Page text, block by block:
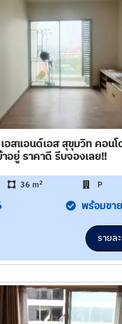
อสแอนด์เอส สุขุมวิท คอน
อยู่ ราคาดี รีบจองเลย!!
36 m2 P
พร้อมขาย
รายล